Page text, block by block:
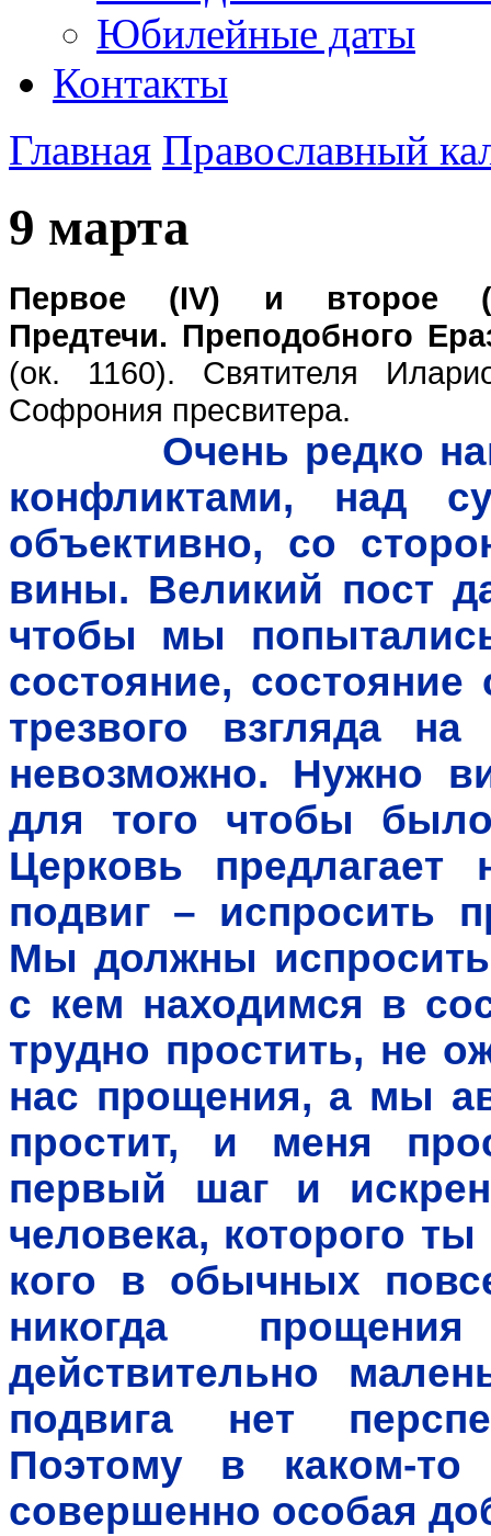
Юбилейные даты
Контакты
Главная Православный
9 марта
Первое (IV) и второе
Предтечи. Преподобного
(ок. 1160). Святителя
Софрония пресвитера.
Очень редко нам
конфликтами, над
объективно, со
вины. Великий пост
чтобы мы
состояние,
трезвого взгляда
невозможно. Нужно
для того чтобы
Церковь
подвиг – испросить
Мы должны
с кем находимся в
трудно простить, не
нас прощения, а мы
простит, и меня
первый шаг и
человека, которого
кого в обычных
никогда
действительно
подвига нет
Поэтому в каком-
совершенно особая